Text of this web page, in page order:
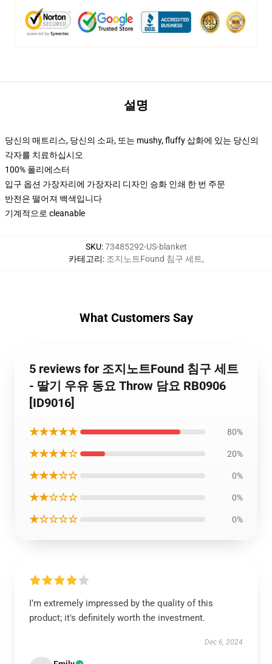
설명
당신의 매트리스, 당신의 소파, 또는 mushy, fluffy 삽화에 있는 당신의
각자를 치료하십시오
100% 폴리에스터
입구 옵션 가장자리에 가장자리 디자인 승화 인쇄 한 번 주문
반전은 떨어져 백색입니다
기계적으로 cleanable
SKU:73485292-US-blanket
카테고리: 조지노트Found 침구 세트,
What Customers Say
5 reviews for 조지노트Found 침구 세트
- 딸기 우유 동요 Throw 담요 RB0906
[ID9016]
★★★★★ 80%
★★★★☆ 20%
★★★☆☆ 0%
★★☆☆☆ 0%
★☆☆☆☆ 0%
I’m extremely impressed by the quality of this
product; it's definitely worth the investment.
Dec 6, 2024